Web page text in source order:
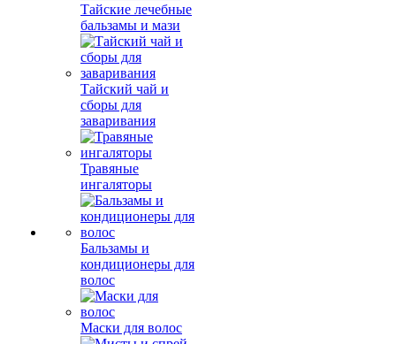
Тайские лечебные
бальзамы и мази
Тайский чай и
сборы для
заваривания
Травяные
ингаляторы
Бальзамы и
кондиционеры для
волос
Маски для волос